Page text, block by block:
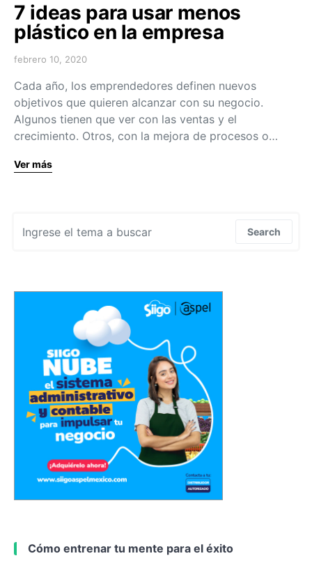
7 ideas para usar menos
plástico en la empresa
febrero 10, 2020
Cada año, los emprendedores definen nuevos
objetivos que quieren alcanzar con su negocio.
Algunos tienen que ver con las ventas y el
crecimiento. Otros, con la mejora de procesos o…
Ver más
Search
Cómo entrenar tu mente para el éxito